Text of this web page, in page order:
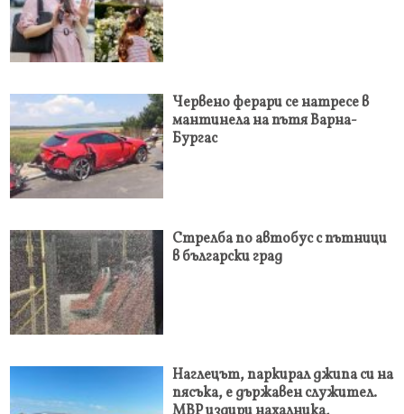
Червено ферари се натресе в
мантинела на пътя Варна-
Бургас
Стрелба по автобус с пътници
в български град
Наглецът, паркирал джипа си на
пясъка, е държавен служител.